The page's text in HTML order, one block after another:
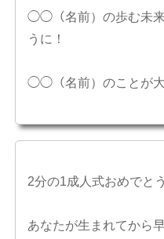
◯◯（名前）の歩む未来
うに！
◯◯（名前）のことが大
2分の1成人式おめでとう
あなたが生まれてから